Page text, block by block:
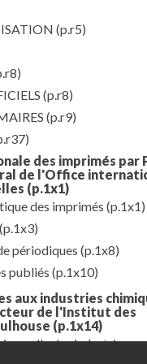
(p.r5)
(p.r8)
(p.r9)
des imprimés par
de l'Office
(p.1x1)
des imprimés (p.1x1)
(p.1x3)
périodiques (p.1x8)
publiés (p.1x10)
aux industries
de l'Institut des
(p.1x14)
des industries